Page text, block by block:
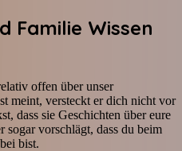
Familie Wissen
offen über unser
meint, versteckt er dich nicht vor
dass sie Geschichten über eure
sogar vorschlägt, dass du beim
bist.